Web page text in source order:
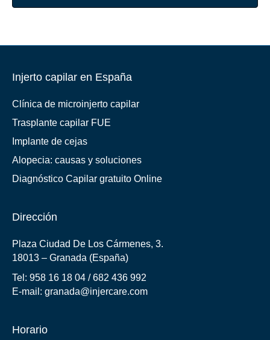
Injerto capilar en España
Clínica de microinjerto capilar
Trasplante capilar FUE
Implante de cejas
Alopecia: causas y soluciones
Diagnóstico Capilar gratuito Online
Dirección
Plaza Ciudad De Los Cármenes, 3.
18013 – Granada (España)
Tel: 958 16 18 04 /682 436 992
E-mail: granada@injercare.com
Horario